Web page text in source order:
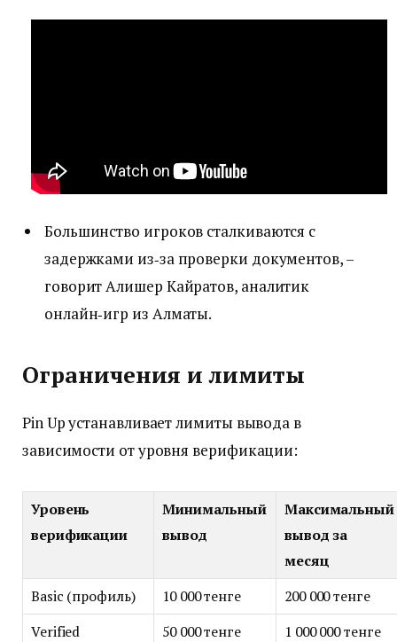
Большинство игроков сталкиваются с
задержками из‑за проверки документов, –
говорит Алишер Кайратов, аналитик
онлайн‑игр из Алматы.
Ограничения и лимиты
Pin Up устанавливает лимиты вывода в
зависимости от уровня верификации:
Уровень
верификации
Минимальный
вывод
Максимальный
вывод за
месяц
Basic (профиль)
10 000 тенге
200 000 тенге
Verified
50 000 тенге 1 000 000 тенге